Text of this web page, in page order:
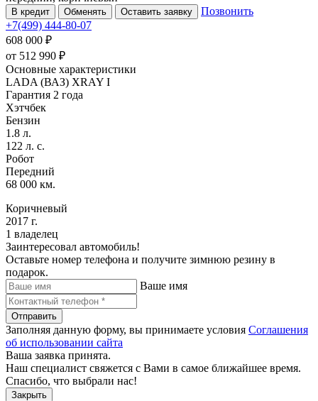
В кредит Обменять Оставить заявку
Позвонить
+7(499) 444-80-07
608 000 ₽
от 512 990 ₽
Основные характеристики
LADA (ВАЗ) XRAY I
Гарантия 2 года
Хэтчбек
Бензин
1.8 л.
122 л. с.
Робот
Передний
68 000 км.
Коричневый
2017 г.
1 владелец
Заинтересовал автомобиль!
Оставьте номер телефона и получите зимнюю резину в
подарок.
Ваше имя
Отправить
Заполняя данную форму, вы принимаете условия Соглашения
об использовании сайта
Ваша заявка принята.
Наш специалист свяжется с Вами в самое ближайшее время.
Спасибо, что выбрали нас!
Закрыть